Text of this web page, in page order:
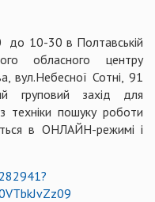
10-30 в Полтавській
обласного центру
вул.Небесної Сотні, 91
груповий захід для
техніки пошуку роботи
в ОНЛАЙН-режимі і